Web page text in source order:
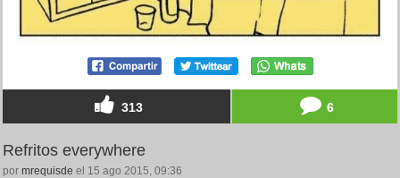
313 6
Refritos everywhere
por mrequisde el 15 ago 2015, 09:36